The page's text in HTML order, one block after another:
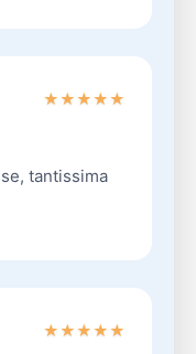
★★★★★
tantissima
★★★★★